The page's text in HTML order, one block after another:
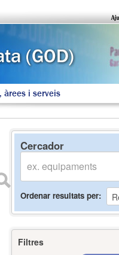
àrees i serveis
Cercador
Ordenar resultats per
Filtres